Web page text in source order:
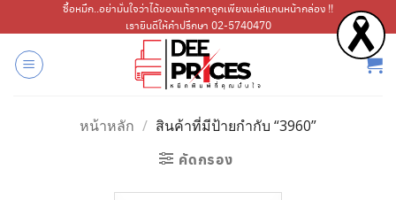
ไป
เนื้อหา
ซื้อหมึก..อย่ามั่นใจว่าได้ของแท้ราคาถูกเพียงแค่สแกนหน้ากล่อง !!
เรายินดีให้คำปรึกษา 02-5740470
หน้าหลัก / สินค้าที่มีป้ายกำกับ “3960”
คัดกรอง